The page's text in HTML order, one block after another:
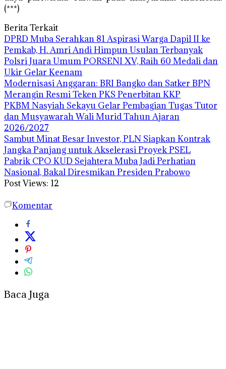
(***)
Berita Terkait
DPRD Muba Serahkan 81 Aspirasi Warga Dapil II ke
Pemkab, H. Amri Andi Himpun Usulan Terbanyak
Polsri Juara Umum PORSENI XV, Raih 60 Medali dan
Ukir Gelar Keenam
Modernisasi Anggaran: BRI Bangko dan Satker BPN
Merangin Resmi Teken PKS Penerbitan KKP
PKBM Nasyiah Sekayu Gelar Pembagian Tugas Tutor
dan Musyawarah Wali Murid Tahun Ajaran
2026/2027
Sambut Minat Besar Investor, PLN Siapkan Kontrak
Jangka Panjang untuk Akselerasi Proyek PSEL
Pabrik CPO KUD Sejahtera Muba Jadi Perhatian
Nasional, Bakal Diresmikan Presiden Prabowo
Post Views: 12
Komentar
Baca Juga